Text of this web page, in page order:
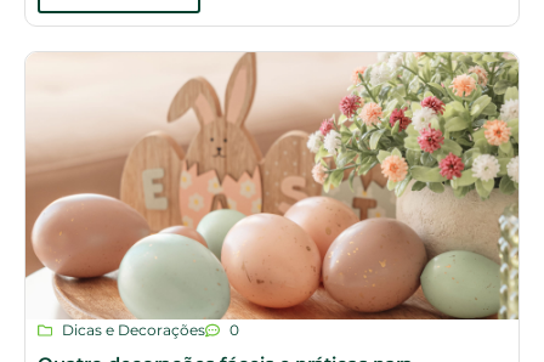
Dicas e Decorações 0